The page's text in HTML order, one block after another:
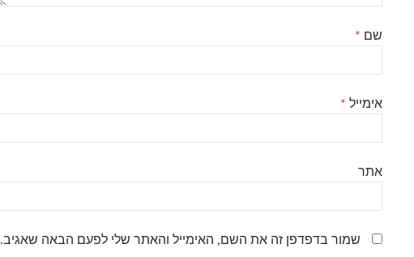
שם *
אימייל *
אתר
שמור בדפדפן זה את השם, האימייל והאתר שלי לפעם הבאה שאגיב.